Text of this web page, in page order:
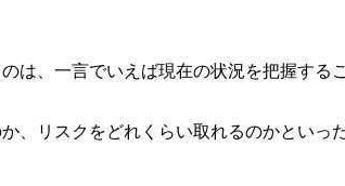
は、一言でいえば現在の状況を把握する
、リスクをどれくらい取れるのかといっ